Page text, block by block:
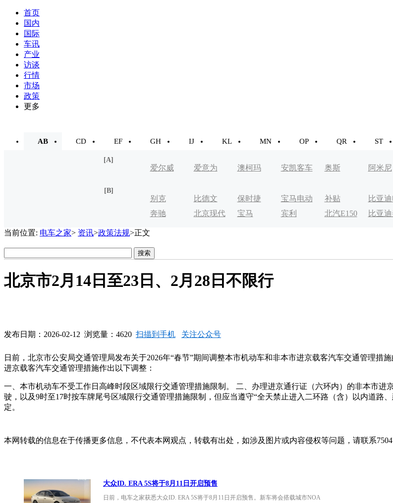
首页
国内
国际
车讯
产业
访谈
行情
市场
政策
更多
AB CD EF GH IJ KL MN OP QR ST
[A]
爱尔威 爱意为 澳柯玛 安凯客车 奥斯 阿米尼
[B]
别克 比德文 保时捷 宝马电动
车
补贴 比亚
动轿车
奔驰 北京现代 宝马 宾利 北汽E150 比亚
当前位置: 电车之家> 资讯>政策法规>正文
北京市2月14日至23日、2月28日不限行
发布日期：2026-02-12 浏览量：4620 扫描到手机 关注公众号
日前，北京市公安局交通管理局发布关于2026年“春节”期间调整本市机动车和非本市进京载客汽车交通管理措
进京载客汽车交通管理措施作出以下调整：
一、本市机动车不受工作日高峰时段区域限行交通管理措施限制。 二、办理进京通行证（六环内）的非本市进
驶，以及9时至17时按车牌尾号区域限行交通管理措施限制，但应当遵守“全天禁止进入二环路（含）以内道路
定。
本网转载的信息在于传播更多信息，不代表本网观点，转载有出处，如涉及图片或内容侵权等问题，请联系
大众ID. ERA 5S将于8月11日开启预售
日前，电车之家获悉大众ID. ERA 5S将于8月11日开启预售。新车将会搭载城市NOA